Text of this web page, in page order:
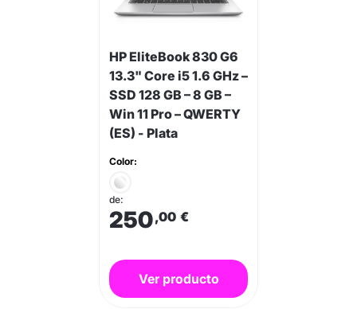
HP EliteBook 830 G6
13.3" Core i5 1.6 GHz –
SSD 128 GB – 8 GB –
Win 11 Pro – QWERTY
(ES) - Plata
Color:
de:
250,00 €
Ver producto